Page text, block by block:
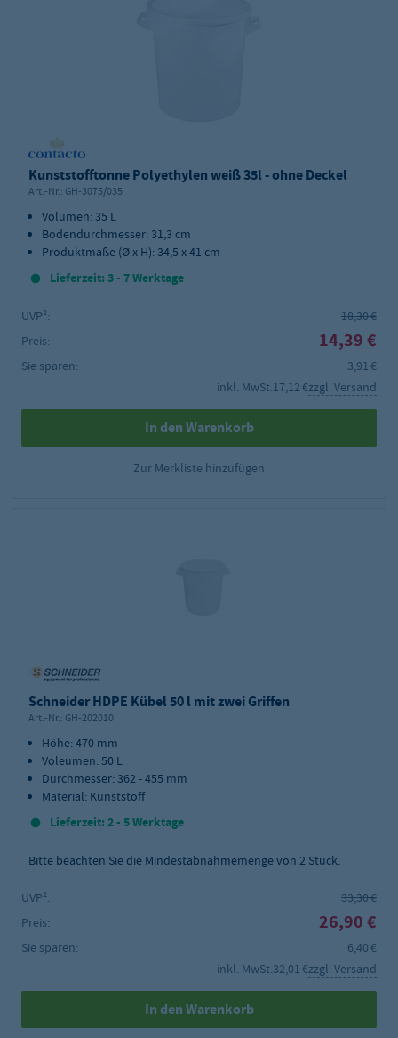
Kunststofftonne Polyethylen weiß 35l - ohne Deckel
Art.-Nr.: GH-3075/035
Volumen: 35 L
Bodendurchmesser: 31,3 cm
Produktmaße (Ø x H): 34,5 x 41 cm
Lieferzeit: 3 - 7 Werktage
UVP²:
18,30 €
Preis:
14,39 €
Sie sparen:
3,91 €
inkl. MwSt.17,12 €zzgl. Versand
In den Warenkorb
Zur Merkliste hinzufügen
Schneider HDPE Kübel 50 l mit zwei Griffen
Art.-Nr.: GH-202010
Höhe: 470 mm
Voleumen: 50 L
Durchmesser: 362 - 455 mm
Material: Kunststoff
Lieferzeit: 2 - 5 Werktage
Bitte beachten Sie die Mindestabnahmemenge von 2 Stück.
UVP²:
33,30 €
Preis:
26,90 €
Sie sparen:
6,40 €
inkl. MwSt.32,01 €zzgl. Versand
In den Warenkorb